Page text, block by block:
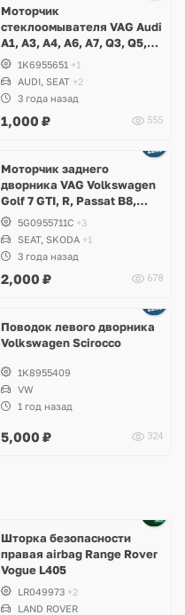
Моторчик
стеклоомывателя VAG Audi
A1, A3, A4, A6, A7, Q3, Q5,
Q7, Q8, Volkswagen Golf,
Jetta, Passat, Caddy,
Tiguan, Skoda Octavia,
Fabia, Kodiaq, Superb, Yeti,
Seat Leon, Altea, Bentley
1K6955651 +1
AUDI, SEAT +2
3 года назад
1,000 ₽ 555
Моторчик заднего
дворника VAG Volkswagen
Golf 7 GTI, R, Passat B8,
Tiguan, Teramont, Touareg
3, Skoda Octavia, Fabia,
Seat Ateca, Ibiza
5G0955711C +3
SEAT, SKODA +1
3 года назад
2,000 ₽ 678
Поводок левого дворника
Volkswagen Scirocco
1K8955409
VW
1 год назад
5,000 ₽ 324
Шторка безопасности
правая airbag Range Rover
Vogue L405
LR049973 +2
LAND ROVER